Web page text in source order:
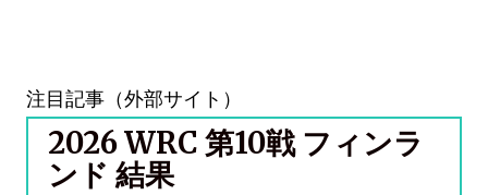
注目記事（外部サイト）
2026 WRC 第10戦 フィンラ
ンド 結果